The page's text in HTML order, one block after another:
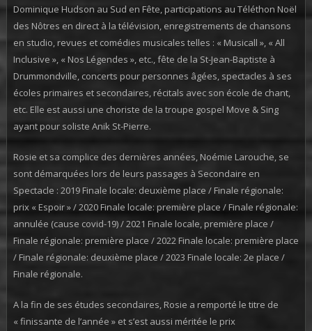
Dominique Hudson au Sud en Fête, participations au Téléthon Noël
des Nôtres en direct à la télévision, enregistrements de chansons
en studio, revues et comédies musicales telles : « Musicall », « All
Inclusive », « Nos Légendes », etc., fête de la St-Jean-Baptiste à
Drummondville, concerts pour personnes âgées, spectacles à ses
écoles primaires et secondaires, récitals avec son école de chant,
etc. Elle est aussi une choriste de la troupe gospel Move & Sing
ayant pour soliste Anik St-Pierre.
Rosie et sa complice des dernières années, Noémie Larouche, se
sont démarquées lors de leurs passages à Secondaire en
Spectacle : 2019 Finale locale: deuxième place / Finale régionale:
prix « Espoir » / 2020 Finale locale: première place / Finale régionale:
annulée (cause covid-19) / 2021 Finale locale, première place /
Finale régionale: première place / 2022 Finale locale: première place
/ Finale régionale: deuxième place / 2023 Finale locale: 2e place /
Finale régionale.
A la fin de ses études secondaires, Rosie a remporté le titre de
« finissante de l’année » et s’est aussi méritée le prix